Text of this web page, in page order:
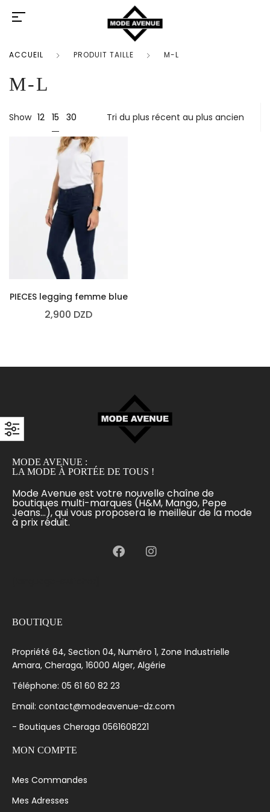
ACCUEIL PRODUIT TAILLE M-L
M-L
Show 12 15 30
PIECES legging femme blue
2,900 DZD
MODE AVENUE :
LA MODE À PORTÉE DE TOUS !
Mode Avenue est votre nouvelle chaîne de
boutiques multi-marques (H&M, Mango, Pepe
Jeans...), qui vous proposera le meilleur de la mode
à prix réduit.
BOUTIQUE
Propriété 64, Section 04, Numéro 1, Zone Industrielle
Amara, Cheraga, 16000 Alger, Algérie
Téléphone: 05 61 60 82 23
Email: contact@modeavenue-dz.com
- Boutiques Cheraga 0561608221
MON COMPTE
Mes Commandes
Mes Adresses